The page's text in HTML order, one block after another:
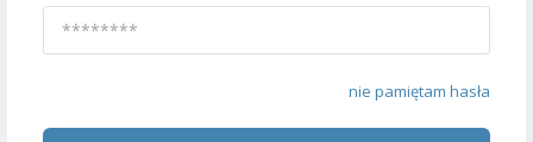
nie pamiętam hasła